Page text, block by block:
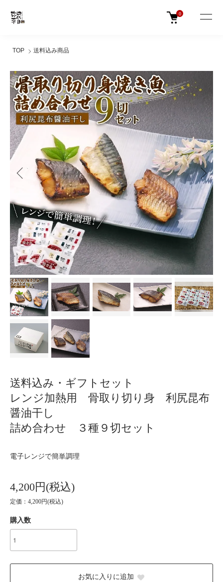
0
TOP 送料込み商品
送料込み・ギフトセット
レンジ加熱用 骨取り切り身 利尻昆布
醤油干し
詰め合わせ ３種９切セット
電子レンジで簡単調理
4,200円(税込)
定価：4,200円(税込)
購入数
お気に入りに追加